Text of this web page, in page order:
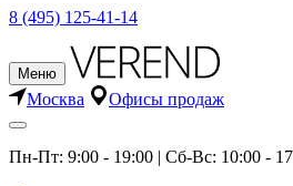
8 (495) 125-41-14
Меню
Москва Офисы продаж
Пн-Пт: 9:00 - 19:00 | Сб-Вс: 10:00 -